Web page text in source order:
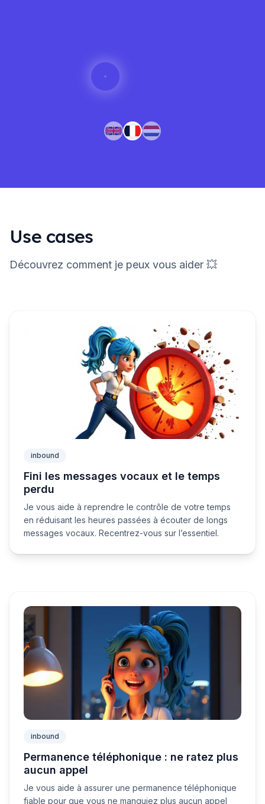
Use cases
Découvrez comment je peux vous aider 💥
inbound
Fini les messages vocaux et le temps
perdu
Je vous aide à reprendre le contrôle de votre temps
en réduisant les heures passées à écouter de longs
messages vocaux. Recentrez-vous sur l’essentiel.
inbound
Permanence téléphonique : ne ratez plus
aucun appel
Je vous aide à assurer une permanence téléphonique
fiable pour que vous ne manquiez plus aucun appel